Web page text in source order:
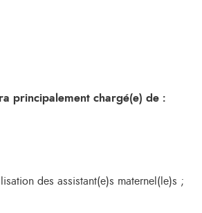
principalement chargé(e) de :
des assistant(e)s maternel(le)s ;